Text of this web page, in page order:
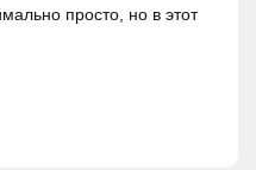
просто, но в этот